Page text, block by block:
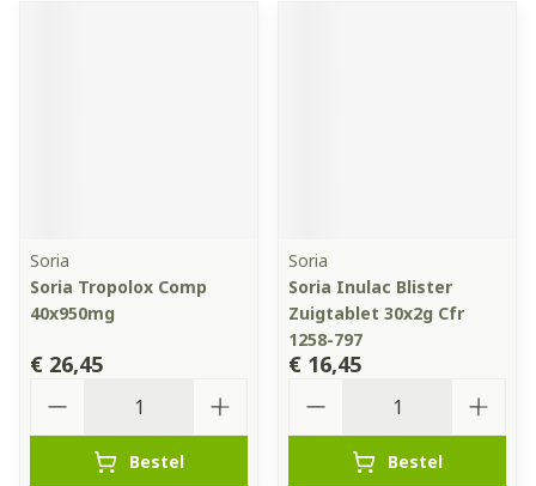
Soria
Soria Tropolox Comp
40x950mg
€ 26,45
Bestel
Soria
Soria Inulac Blister
Zuigtablet 30x2g Cfr
1258-797
€ 16,45
Bestel